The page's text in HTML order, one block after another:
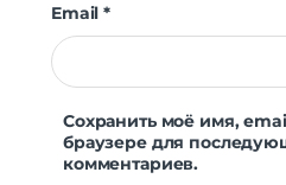
Email*
Сохранить моё имя,
браузере для
комментариев.